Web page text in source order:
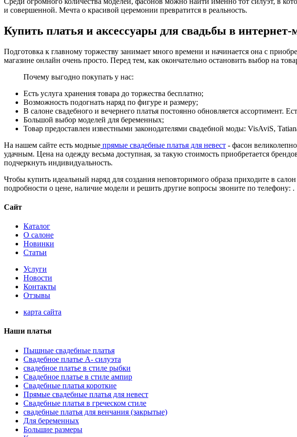
и совершенной. Мечта о красивой церемонии превратится в реальность.
Купить платья и аксессуары для свадьбы в интернет-
Подготовка к главному торжеству занимает много времени и начинается она с
магазине онлайн очень просто. Перед тем, как окончательно остановить выбор на
Почему выгодно покупать у нас:
Есть услуга хранения товара до торжества бесплатно;
Возможность подогнать наряд по фигуре и размеру;
В салоне свадебного и вечернего платья постоянно обновляется ассортимент.
Большой выбор моделей для беременных;
Товар предоставлен известными законодателями свадебной моды: VisAviS,
На нашем сайте есть модные прямые свадебные платья для невест - фасон
удачным. Цена на одежду весьма доступная, за такую стоимость приобретается
подчеркнуть индивидуальность.
Чтобы купить идеальный наряд для создания неповторимого образа приходите в
подробности о цене, наличие модели и решить другие вопросы звоните по телефону: .
Сайт
Каталог
О салоне
Новинки
Статьи
Услуги
Новости
Контакты
Отзывы
карта сайта
Наши платья
Пышные свадебные платья
Свадебное платье А- силуэта
свадебное платье в стиле рыбки
Свадебное платье в стиле ампир
Свадебные платья короткие
Прямые свадебные платья для невест
Свадебные платья в греческом стиле
свадебные платья для венчания (закрытые)
Для беременных
Большие размеры